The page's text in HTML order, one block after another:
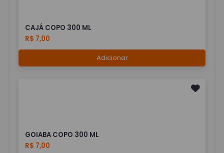
CAJÁ COPO 300 ML
R$ 7,00
Adicionar
GOIABA COPO 300 ML
R$ 7,00